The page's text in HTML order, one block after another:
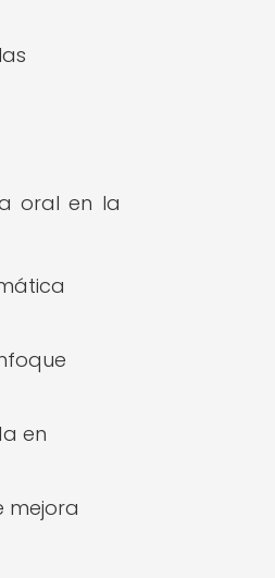
oral en la
en
mejora